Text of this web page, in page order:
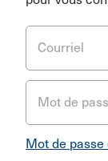
Courriel
Mot de
Mot de passe